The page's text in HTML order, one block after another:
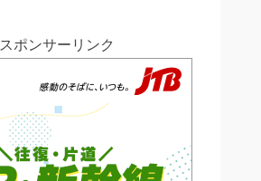
スポンサーリンク